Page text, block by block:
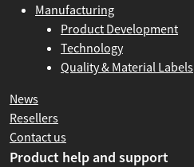
Manufacturing
Product Development
Technology
Quality & Material Labels
News
Resellers
Contact us
Product help and support